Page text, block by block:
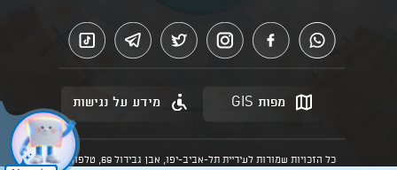
מפות GIS מידע על נגישות
כל הזכויות שמורות לעיריית תל-אביב-יפו, אבן גבירול 69, טלפון: